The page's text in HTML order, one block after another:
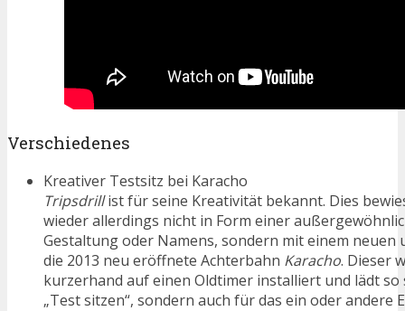
Verschiedenes
Kreativer Testsitz bei Karacho
Tripsdrillist für seine Kreativität bekannt. Dies
wieder allerdings nicht in Form einer
Gestaltung oder Namens, sondern mit einem
die 2013 neu eröffnete Achterbahn Karacho. Dieser
kurzerhand auf einen Oldtimer installiert und lädt
„Test sitzen“, sondern auch für das ein oder andere